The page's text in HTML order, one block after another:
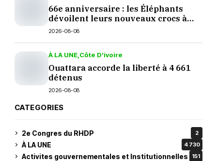
66e anniversaire : les Éléphants
dévoilent leurs nouveaux crocs à
Yopougon
2026-08-08
À LA UNE Côte D’ivoire
Ouattara accorde la liberté à 4 661
détenus
2026-08-08
CATEGORIES
2e Congres du RHDP 2
À LA UNE 4 730
Activites gouvernementales et Institutionnelles 151